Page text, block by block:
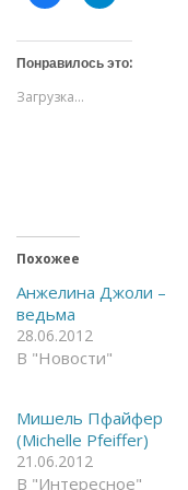
и
т
е
ч
т
ь
а
F
a
c
e
b
(
О
т
к
р
ы
и
т
е
с
я
l
a
m
(
к
Понравилось это:
Загрузка...
Похожее
Анжелина Джоли –
ведьма
28.06.2012
В "Новости"
Мишель Пфайфер
(Michelle Pfeiffer)
21.06.2012
В "Интересное"